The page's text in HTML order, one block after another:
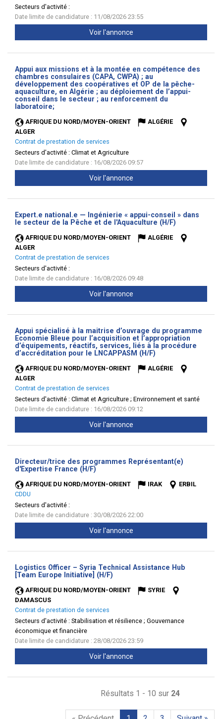
Secteurs d'activité :
Date limite de candidature : 11/08/2026 23:55
Voir l'annonce
Appui aux missions et à la montée en compétence des
chambres consulaires (CAPA, CWPA) ; au
développement des coopératives et OP de la pêche-
aquaculture, en Algérie ; au déploiement de l’appui-
conseil dans le secteur ; au renforcement du
laboratoire;
AFRIQUE DU NORD/MOYEN-ORIENT
ALGÉRIE
ALGER
Contrat de prestation de services
Secteurs d'activité : Climat et Agriculture
Date limite de candidature : 16/08/2026 09:57
Voir l'annonce
Expert.e national.e — Ingénierie « appui-conseil » dans
le secteur de la Pêche et de l'Aquaculture (H/F)
AFRIQUE DU NORD/MOYEN-ORIENT
ALGÉRIE
ALGER
Contrat de prestation de services
Secteurs d'activité :
Date limite de candidature : 16/08/2026 09:48
Voir l'annonce
Appui spécialisé à la maitrise d’ouvrage du programme
Economie Bleue pour l’acquisition et l’appropriation
d’équipements, réactifs, services, liés à la procédure
d’accréditation pour le LNCAPPASM (H/F)
AFRIQUE DU NORD/MOYEN-ORIENT
ALGÉRIE
ALGER
Contrat de prestation de services
Secteurs d'activité : Climat et Agriculture ; Environnement et santé
Date limite de candidature : 16/08/2026 09:12
Voir l'annonce
Directeur/trice des programmes Représentant(e)
d'Expertise France (H/F)
AFRIQUE DU NORD/MOYEN-ORIENT IRAK
ERBIL
CDDU
Secteurs d'activité :
Date limite de candidature : 30/08/2026 22:00
Voir l'annonce
Logistics Officer – Syria Technical Assistance Hub
[Team Europe Initiative] (H/F)
AFRIQUE DU NORD/MOYEN-ORIENT
SYRIE
DAMASCUS
Contrat de prestation de services
Secteurs d'activité : Stabilisation et résilience ; Gouvernance
économique et financière
Date limite de candidature : 28/08/2026 23:59
Voir l'annonce
Résultats 1 - 10 sur 24